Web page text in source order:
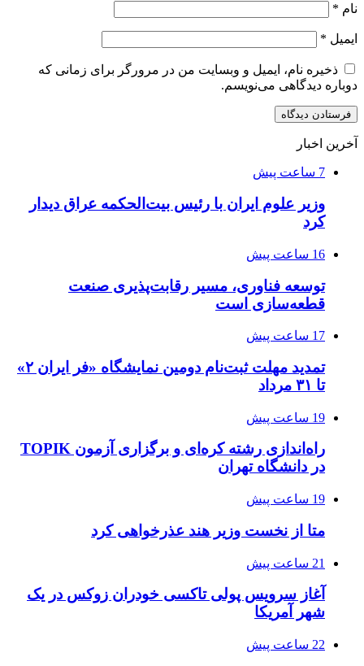
نام *
ایمیل *
ذخیره نام، ایمیل و وبسایت من در مرورگر برای زمانی که
دوباره دیدگاهی می‌نویسم.
آخرین اخبار
7 ساعت پیش
وزیر علوم ایران با رئیس بیت‌الحکمه عراق دیدار
کرد
16 ساعت پیش
توسعه فناوری، مسیر رقابت‌پذیری صنعت
قطعه‌سازی است
17 ساعت پیش
تمدید مهلت ثبت‌نام دومین نمایشگاه «فر ایران ۲»
تا ۳۱ مرداد
19 ساعت پیش
راه‌اندازی رشته کره‌ای و برگزاری آزمون TOPIK
در دانشگاه تهران
19 ساعت پیش
متا از نخست وزیر هند عذرخواهی کرد
21 ساعت پیش
آغاز سرویس پولی تاکسی خودران زوکس در یک
شهر آمریکا
22 ساعت پیش